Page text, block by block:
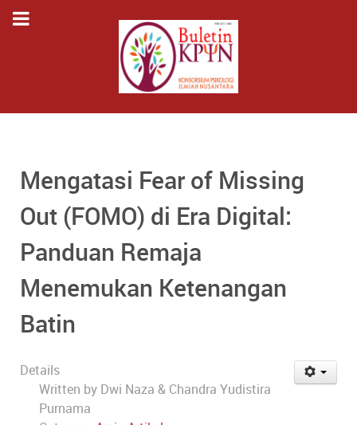
Mengatasi Fear of Missing
Out (FOMO) di Era Digital:
Panduan Remaja
Menemukan Ketenangan
Batin
Details
Written by Dwi Naza & Chandra Yudistira
Purnama